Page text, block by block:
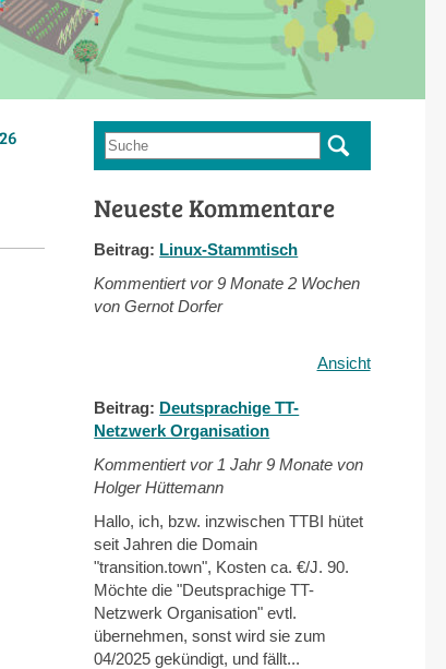
Suchformular
Suche
Neueste Kommentare
Beitrag: Linux-Stammtisch
Kommentiert vor9 Monate 2 Wochen
von Gernot Dorfer
Ansicht
Beitrag: Deutsprachige TT-
Netzwerk Organisation
Kommentiert vor 1 Jahr 9 Monate von
Holger Hüttemann
Hallo, ich, bzw. inzwischen TTBI hütet
seit Jahren die Domain
"transition.town", Kosten ca. €/J. 90.
Möchte die "Deutsprachige TT-
Netzwerk Organisation" evtl.
übernehmen, sonst wird sie zum
04/2025 gekündigt, und fällt...